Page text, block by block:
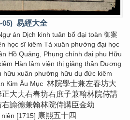
05) 易經大全
án Dịch kinh tuân bổ đại toàn 御案
học sĩ kiêm Tả xuân phường đại học
Hồ Quảng, Phụng chính đại phu Hữu
Hàn lâm viện thị giảng thần Dương
hữu xuân phường hữu dụ đức kiêm
Kim Ấu Mục 林院學士兼左春坊大
大夫右春坊右庶子兼翰林院侍講
諭德兼翰林院侍講臣金幼
[1715] 康熙五十四